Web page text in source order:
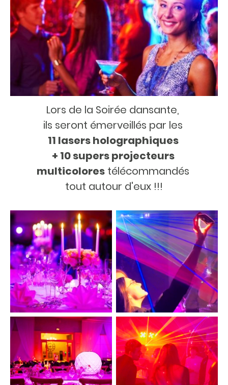
Lors de la Soirée dansante,
ils seront émerveillés par les
11 lasers holographiques
+ 10 supers projecteurs
multicolorestélécommandés
tout autour d'eux !!!